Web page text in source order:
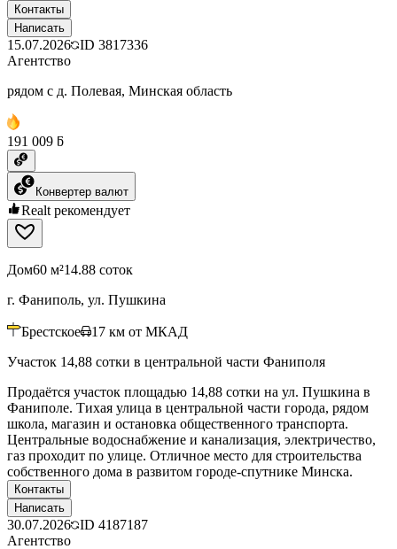
Контакты
Написать
15.07.2026 ID 3817336
Агентство
рядом с д. Полевая, Минская область
191 009 ƃ
Конвертер валют
Realt рекомендует
Дом60 м²14.88 соток
г. Фаниполь, ул. Пушкина
Брестское 17 км от МКАД
Участок 14,88 сотки в центральной части Фаниполя
Продаётся участок площадью 14,88 сотки на ул. Пушкина в
Фаниполе. Тихая улица в центральной части города, рядом
школа, магазин и остановка общественного транспорта.
Центральные водоснабжение и канализация, электричество,
газ проходит по улице. Отличное место для строительства
собственного дома в развитом городе-спутнике Минска.
Контакты
Написать
30.07.2026 ID 4187187
Агентство